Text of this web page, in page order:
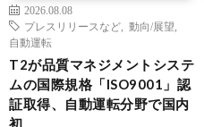
2026.08.08
プレスリリースなど
動向/展望
自動運転
T2が品質マネジメントシステ
ムの国際規格「ISO9001」認
証取得、自動運転分野で国内
初